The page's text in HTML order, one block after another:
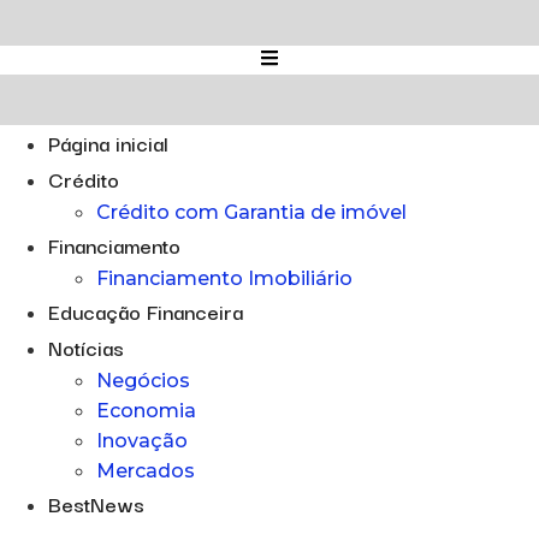
para
o
Página inicial
Crédito
Crédito com Garantia de imóvel
Financiamento
Financiamento Imobiliário
Educação Financeira
Notícias
Negócios
Economia
Inovação
Mercados
BestNews